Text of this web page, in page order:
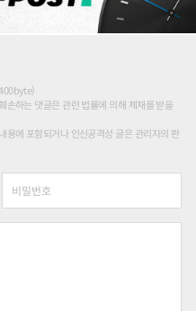
손하는 댓글은 관련 법률에 의해 제재를 받을
용에 포함되거나 인신공격성 글은 관리자의 판